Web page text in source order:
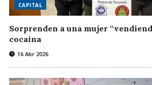
CAPITAL
Sorprenden a una mujer
cocaína
16 Abr 2026